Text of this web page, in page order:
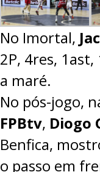
No Imortal,
2P, 4res,
a maré.
No pós-jogo,
FPBtv, Diogo
Benfica,
o passo em